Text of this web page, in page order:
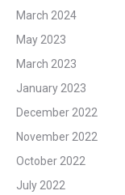
March 2024
May 2023
March 2023
January 2023
December 2022
November 2022
October 2022
July 2022